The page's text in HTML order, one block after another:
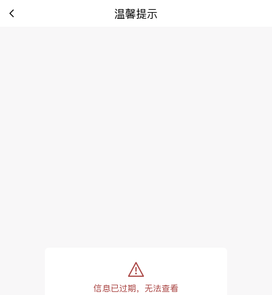
温馨提示
tip:
信息已过期，无法查看